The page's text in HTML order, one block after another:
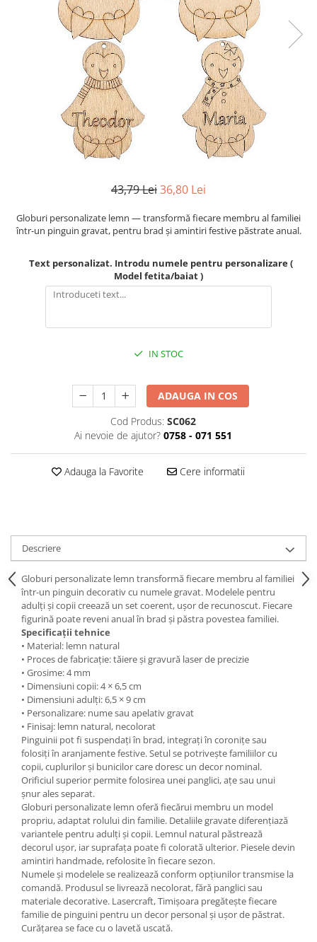
Mijloace de transport
Seturi figurine diverse
Ornamente si scrapbooking
Suporturi decoupage, placute
43,79 Lei36,80 Lei
Globuri personalizate lemn — transformă fiecare membru al familiei
într-un pinguin gravat, pentru brad și amintiri festive păstrate anual.
Text personalizat. Introdu numele pentru personalizare (
Model fetita/baiat )
IN STOC
ADAUGA IN COS
Cod Produs: SC062
Ai nevoie de ajutor? 0758 - 071 551
Adauga la Favorite Cere informatii
Descriere
Globuri personalizate lemn transformă fiecare membru al familiei
într-un pinguin decorativ cu numele gravat. Modelele pentru
adulți și copii creează un set coerent, ușor de recunoscut. Fiecare
figurină poate reveni anual în brad și păstra povestea familiei.
Specificații tehnice
• Material: lemn natural
• Proces de fabricație: tăiere și gravură laser de precizie
• Grosime: 4 mm
• Dimensiuni copii: 4 × 6,5 cm
• Dimensiuni adulți: 6,5 × 9 cm
• Personalizare: nume sau apelativ gravat
• Finisaj: lemn natural, necolorat
Pinguinii pot fi suspendați în brad, integrați în coronițe sau
folosiți în aranjamente festive. Setul se potrivește familiilor cu
copii, cuplurilor și bunicilor care doresc un decor nominal.
Orificiul superior permite folosirea unei panglici, ațe sau unui
șnur ales separat.
Globuri personalizate lemn oferă fiecărui membru un model
propriu, adaptat rolului din familie. Detaliile gravate diferențiază
variantele pentru adulți și copii. Lemnul natural păstrează
decorul ușor, iar suprafața poate fi colorată ulterior. Piesele devin
amintiri handmade, refolosite în fiecare sezon.
Numele și modelele se realizează conform opțiunilor transmise la
comandă. Produsul se livrează necolorat, fără panglici sau
materiale decorative. Lasercraft, Timișoara pregătește fiecare
familie de pinguini pentru un decor personal și ușor de păstrat.
Curățarea se face cu o lavetă uscată.